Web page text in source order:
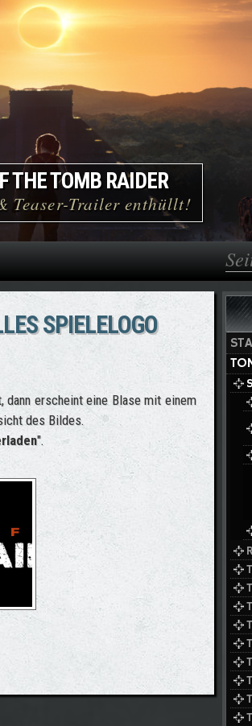
Inhalt
The Dagger of Xian
PC-Demo spielen!
Suche
SPIELELOGO
erscheint eine Blase mit einem
des Bildes.
".